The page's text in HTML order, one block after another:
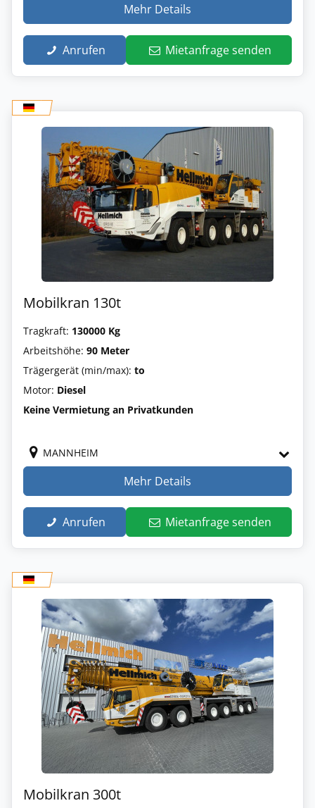
Mehr Details
Anrufen Mietanfrage senden
Mobilkran 130t
Tragkraft: 130000 Kg
Arbeitshöhe: 90 Meter
Trägergerät (min/max): to
Motor: Diesel
Keine Vermietung an Privatkunden
MANNHEIM
Mehr Details
Anrufen Mietanfrage senden
Mobilkran 300t